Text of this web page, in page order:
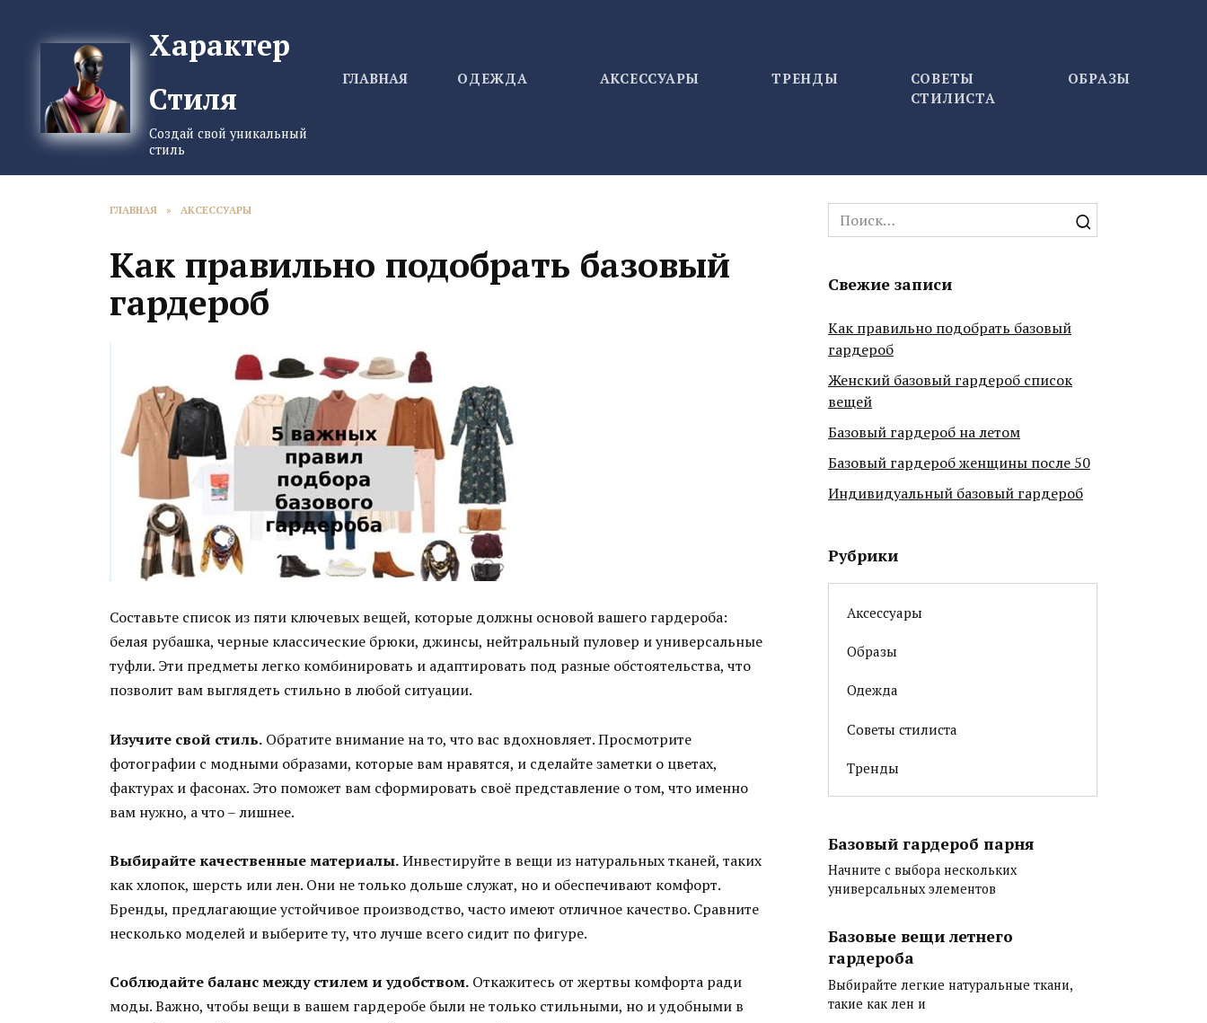
содержанию
Характер
Стиля
Создай свой уникальный
стиль
ГЛАВНАЯ ОДЕЖДА АКСЕССУАРЫ ТРЕНДЫ
СОВЕТЫ
СТИЛИСТА
ОБРАЗЫ
ГЛАВНАЯ » АКСЕССУАРЫ
Как правильно подобрать базовый
гардероб
Составьте список из пяти ключевых вещей, которые должны основой вашего гардероба:
белая рубашка, черные классические брюки, джинсы, нейтральный пуловер и универсальные
туфли. Эти предметы легко комбинировать и адаптировать под разные обстоятельства, что
позволит вам выглядеть стильно в любой ситуации.
Изучите свой стиль. Обратите внимание на то, что вас вдохновляет. Просмотрите
фотографии с модными образами, которые вам нравятся, и сделайте заметки о цветах,
фактурах и фасонах. Это поможет вам сформировать своё представление о том, что именно
вам нужно, а что – лишнее.
Выбирайте качественные материалы.Инвестируйте в вещи из натуральных тканей, таких
как хлопок, шерсть или лен. Они не только дольше служат, но и обеспечивают комфорт.
Бренды, предлагающие устойчивое производство, часто имеют отличное качество. Сравните
несколько моделей и выберите ту, что лучше всего сидит по фигуре.
Соблюдайте баланс между стилем и удобством. Откажитесь от жертвы комфорта ради
моды. Важно, чтобы вещи в вашем гардеробе были не только стильными, но и удобными в
Search
for:
Свежие записи
Как правильно подобрать базовый
гардероб
Женский базовый гардероб список
вещей
Базовый гардероб на летом
Базовый гардероб женщины после 50
Индивидуальный базовый гардероб
Рубрики
Аксессуары
Образы
Одежда
Советы стилиста
Тренды
Базовый гардероб парня
Начните с выбора нескольких
универсальных элементов
Базовые вещи летнего
гардероба
Выбирайте легкие натуральные ткани,
такие как лен и